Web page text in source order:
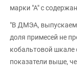
марки "А" с
"В ДМЭА,
доля примесей не
кобальтовой шкале
показатели выше,